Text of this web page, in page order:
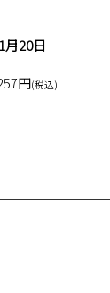
月20日
円(税込)